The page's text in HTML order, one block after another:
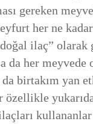
gereken
her ne
ilaç” olarak
da her meyvede
birtakım yan